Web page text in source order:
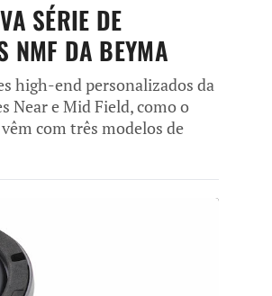
SÉRIE DE
NMF DA BEYMA
high-end personalizados da
Near e Mid Field, como o
com três modelos de